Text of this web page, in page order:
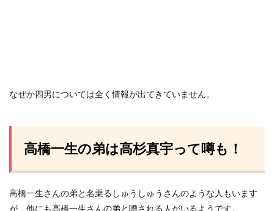
なぜか四男については全く情報が出てきていません。
高橋一生の弟は高杉真宇って噂も！
高橋一生さんの弟と名乗るしゅうしゅうさんのような人もいます
が、他にも高橋一生さんの弟と噂される人がいるようです。